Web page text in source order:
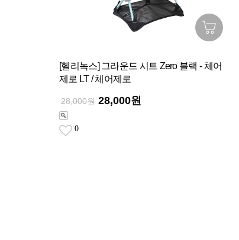
[헬리녹스] 그라운드 시트 Zero 블랙 - 체어
제로 LT / 체어제로
28,000원 28,000원
0